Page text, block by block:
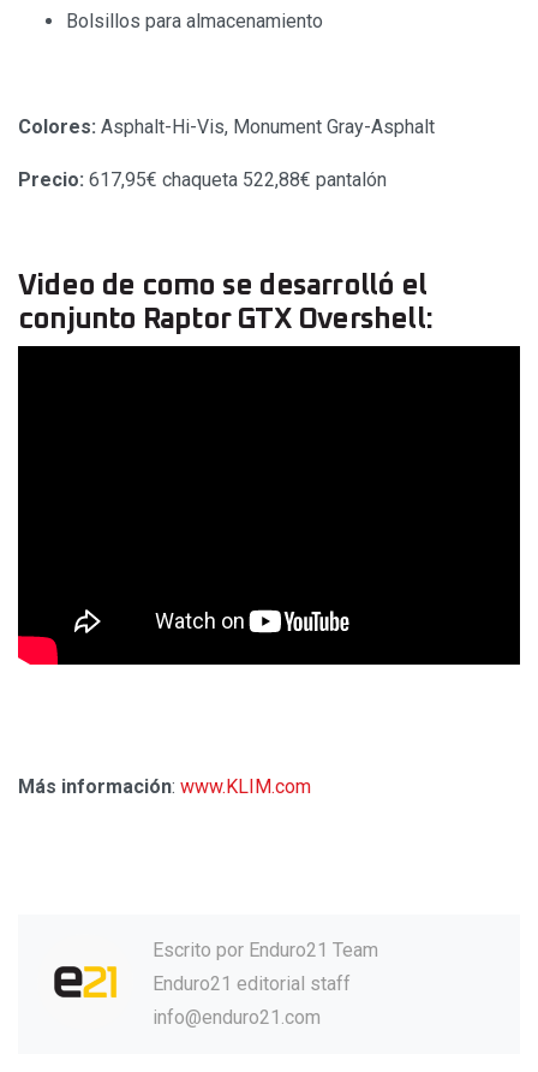
Bolsillos para almacenamiento
Colores: Asphalt-Hi-Vis, Monument Gray-Asphalt
Precio: 617,95€ chaqueta 522,88€ pantalón
Video de como se desarrolló el
conjunto Raptor GTX Overshell:
Más información: www.KLIM.com
Escrito por Enduro21 Team
Enduro21 editorial staff
info@enduro21.com